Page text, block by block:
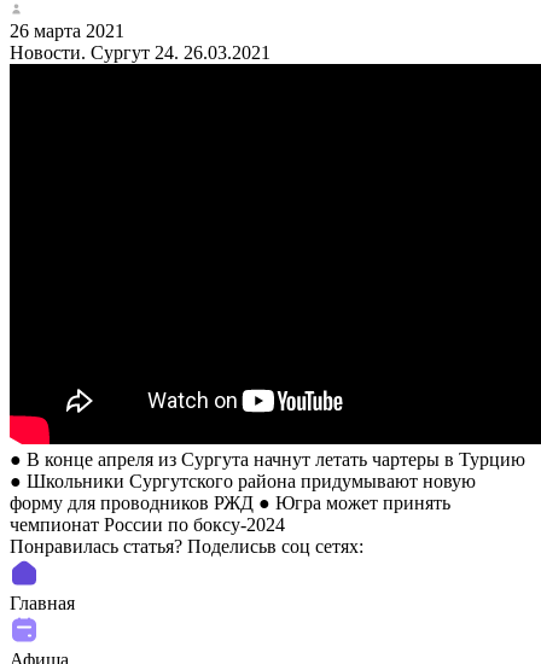
26 марта 2021
Новости. Сургут 24. 26.03.2021
● В конце апреля из Сургута начнут летать чартеры в Турцию
● Школьники Сургутского района придумывают новую
форму для проводников РЖД ● Югра может принять
чемпионат России по боксу-2024
Понравилась статья? Поделиcьв соц сетях:
Главная
Афиша